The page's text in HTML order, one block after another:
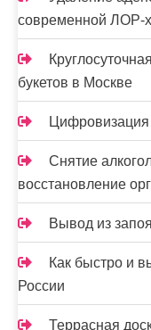
с
я
м
современной ЛОР-
букетов в Москве
Цифровизация
Снятие
восстановление
Вывод из
Как быстро и
России
Террасная